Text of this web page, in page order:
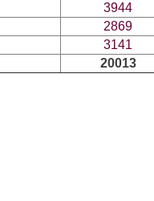
3944
2869
3141
20013